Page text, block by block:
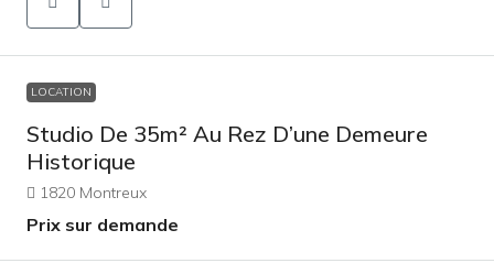
LOCATION
Studio De 35m² Au Rez D’une Demeure
Historique
1820 Montreux
Prix sur demande